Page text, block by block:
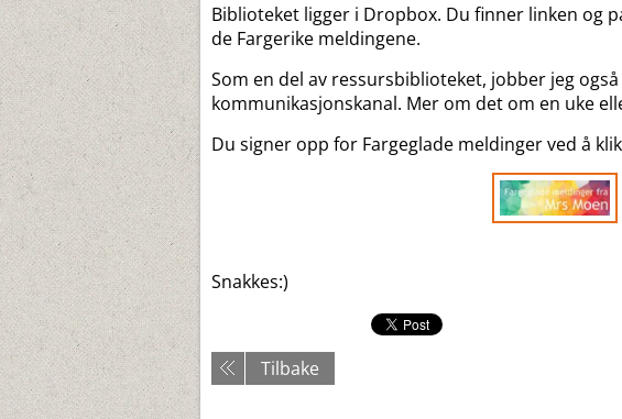
Biblioteket ligger i Dropbox. Du finner linken og
de Fargerike meldingene.
Som en del av ressursbiblioteket, jobber jeg
kommunikasjonskanal. Mer om det om en uke
Du signer opp for Fargeglade meldinger ved å
Snakkes:)
Tilbake